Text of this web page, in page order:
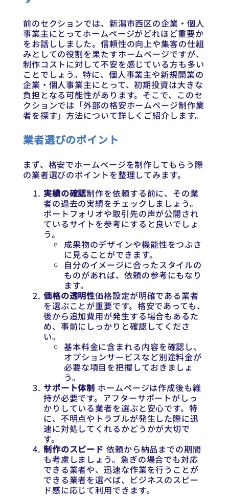
前のセクションでは、新潟市西区の企業・個人
事業主にとってホームページがどれほど重要か
をお話ししました。信頼性の向上や集客の仕組
みとしての役割を果たすホームページですが、
制作コストに対して不安を感じている方も多い
ことでしょう。特に、個人事業主や新規開業の
企業・個人事業主にとって、初期投資は大きな
負担となる可能性があります。そこで、このセ
クションでは「外部の格安ホームページ制作業
者を探す」方法について詳しくご紹介します。
業者選びのポイント
まず、格安でホームページを制作してもらう際
の業者選びのポイントを整理してみます。
実績の確認制作を依頼する前に、その業
者の過去の実績をチェックしましょう。
ポートフォリオや取引先の声が公開され
ているサイトを参考にすると良いでしょ
う。
成果物のデザインや機能性をつぶさ
に見ることができます。
自分のイメージに合ったスタイルの
ものがあれば、依頼の参考にもなり
ます。
価格の透明性価格設定が明確である業者
を選ぶことが重要です。格安であっても、
後から追加費用が発生する場合もあるた
め、事前にしっかりと確認してくださ
い。
基本料金に含まれる内容を確認し、
オプションサービスなど別途料金が
必要な項目を把握しておきましょ
う。
サポート体制 ホームページは作成後も維
持が必要です。アフターサポートがしっ
かりしている業者を選ぶと安心です。特
に、不明点やトラブルが発生した際に迅
速に対処してくれるかどうかが大切で
す。
制作のスピード 依頼から納品までの期間
も考慮しましょう。急ぎの場合でも対応
できる業者や、迅速な作業を行うことが
できる業者を選べば、ビジネスのスピー
ド感に応じて利用できます。